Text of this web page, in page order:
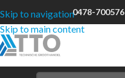
Skip to navigation
Skip to main content
0478-700576